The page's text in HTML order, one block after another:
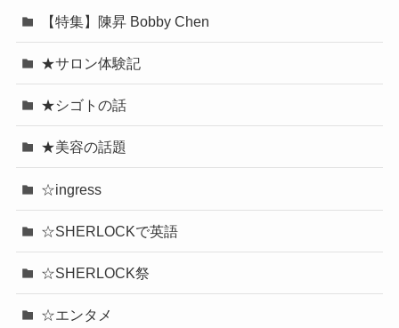
【特集】陳昇 Bobby Chen
★サロン体験記
★シゴトの話
★美容の話題
☆ingress
☆SHERLOCKで英語
☆SHERLOCK祭
☆エンタメ